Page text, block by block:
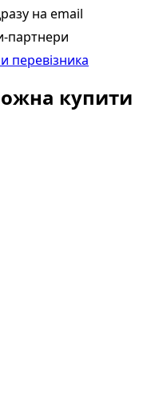
на email
партнери
перевізника
купити